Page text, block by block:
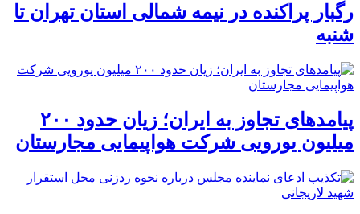
رگبار پراکنده در نیمه شمالی استان تهران تا
شنبه
پیامدهای تجاوز به ایران؛ زیان حدود ۲۰۰
میلیون یورویی شرکت هواپیمایی مجارستان